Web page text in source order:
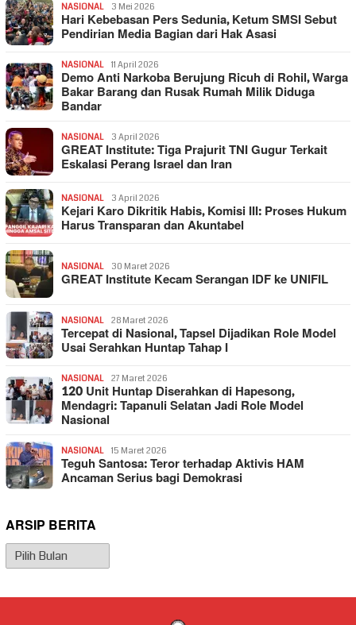
NASIONAL 3 Mei 2026
Hari Kebebasan Pers Sedunia, Ketum SMSI Sebut
Pendirian Media Bagian dari Hak Asasi
NASIONAL 11 April 2026
Demo Anti Narkoba Berujung Ricuh di Rohil, Warga
Bakar Barang dan Rusak Rumah Milik Diduga
Bandar
NASIONAL 3 April 2026
GREAT Institute: Tiga Prajurit TNI Gugur Terkait
Eskalasi Perang Israel dan Iran
NASIONAL 3 April 2026
Kejari Karo Dikritik Habis, Komisi III: Proses Hukum
Harus Transparan dan Akuntabel
NASIONAL 30 Maret 2026
GREAT Institute Kecam Serangan IDF ke UNIFIL
NASIONAL 28 Maret 2026
Tercepat di Nasional, Tapsel Dijadikan Role Model
Usai Serahkan Huntap Tahap I
NASIONAL 27 Maret 2026
120 Unit Huntap Diserahkan di Hapesong,
Mendagri: Tapanuli Selatan Jadi Role Model
Nasional
NASIONAL 15 Maret 2026
Teguh Santosa: Teror terhadap Aktivis HAM
Ancaman Serius bagi Demokrasi
ARSIP BERITA
Arsip
Berita